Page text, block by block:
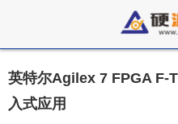
英特尔Agilex 7 FPGA F-
入式应用